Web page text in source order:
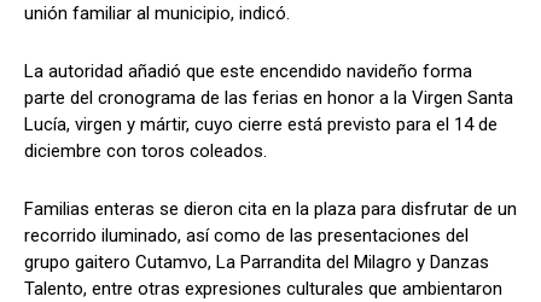
unión familiar al municipio, indicó.
La autoridad añadió que este encendido navideño forma
parte del cronograma de las ferias en honor a la Virgen Santa
Lucía, virgen y mártir, cuyo cierre está previsto para el 14 de
diciembre con toros coleados.
Familias enteras se dieron cita en la plaza para disfrutar de un
recorrido iluminado, así como de las presentaciones del
grupo gaitero Cutamvo, La Parrandita del Milagro y Danzas
Talento, entre otras expresiones culturales que ambientaron